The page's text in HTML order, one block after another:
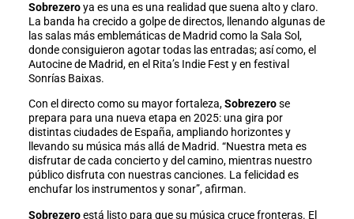
Sobrezeroya es una es una realidad que suena alto y claro.
La banda ha crecido a golpe de directos, llenando algunas de
las salas más emblemáticas de Madrid como la Sala Sol,
donde consiguieron agotar todas las entradas; así como, el
Autocine de Madrid, en el Rita’s Indie Fest y en festival
Sonrías Baixas.
Con el directo como su mayor fortaleza,Sobrezerose
prepara para una nueva etapa en 2025: una gira por
distintas ciudades de España, ampliando horizontes y
llevando su música más allá de Madrid. “Nuestra meta es
disfrutar de cada concierto y del camino, mientras nuestro
público disfruta con nuestras canciones. La felicidad es
enchufar los instrumentos y sonar”, afirman.
Sobrezeroestá listo para que su música cruce fronteras. El